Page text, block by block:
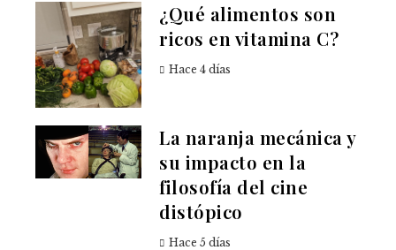
¿Qué alimentos son
ricos en vitamina C?
Hace 4 días
La naranja mecánica y
su impacto en la
filosofía del cine
distópico
Hace 5 días